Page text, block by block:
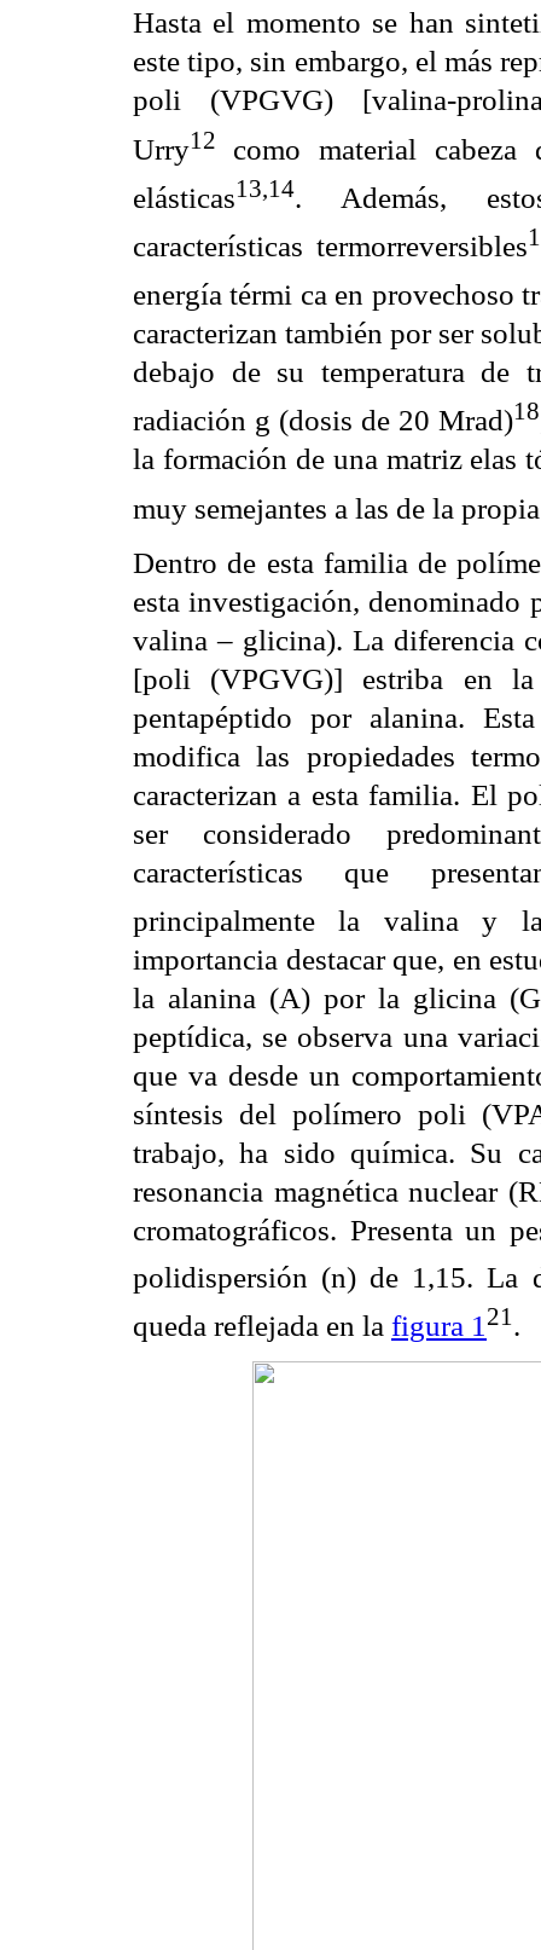
Hasta el momento se han
este tipo, sin embargo, el más
poli (VPGVG) [valina-
Urry12 como material cabeza
elásticas13,14. Además,
características termorreversibles
energía térmi ca en provechoso
caracterizan también por ser
debajo de su temperatura de
radiación g (dosis de 20 Mrad)18
la formación de una matriz elas
muy semejantes a las de la
Dentro de esta familia de
esta investigación,
valina – glicina). La diferencia
[poli (VPGVG)] estriba en
pentapéptido por alanina.
modifica las propiedades
caracterizan a esta familia. El
ser considerado
características que
principalmente la valina y
importancia destacar que, en
la alanina (A) por la glicina
peptídica, se observa una
que va desde un
síntesis del polímero poli
trabajo, ha sido química. Su
resonancia magnética nuclear
cromatográficos. Presenta un
polidispersión (n) de 1,15. La
queda reflejada en la figura 1 21 .